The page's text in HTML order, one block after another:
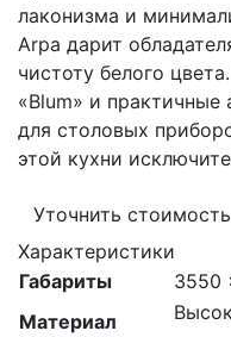
лаконизма и
Arpa дарит
чистоту белого
«Blum» и практичные
для столовых
этой кухни
Уточнить стоимость
Характеристики
Габариты
3550
Материал